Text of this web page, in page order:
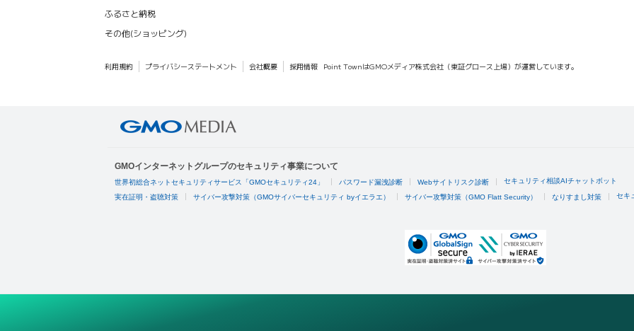
ふるさと納税
その他(ショッピング)
利用規約 プライバシーステートメント 会社概要 採用情報 Point TownはGMOメディア株式会社（東証グロース上場）が運営しています。
GMOインターネットグループのセキュリティ事業について
世界初総合ネットセキュリティサービス「GMOセキュリティ24」 パスワード漏洩診断 Webサイトリスク診断 セキュリティ相談AIチャットボット
実在証明・盗聴対策 サイバー攻撃対策（GMOサイバーセキュリティ byイエラエ） サイバー攻撃対策（GMO Flatt Security） なりすまし対策 セキ